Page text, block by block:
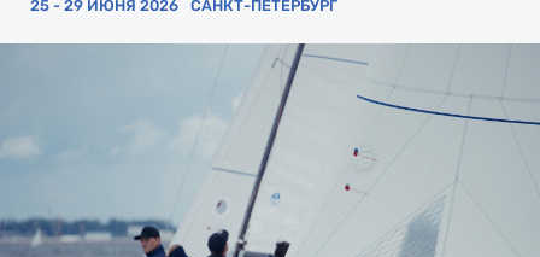
25 - 29 ИЮНЯ 2026 САНКТ-ПЕТЕРБУРГ